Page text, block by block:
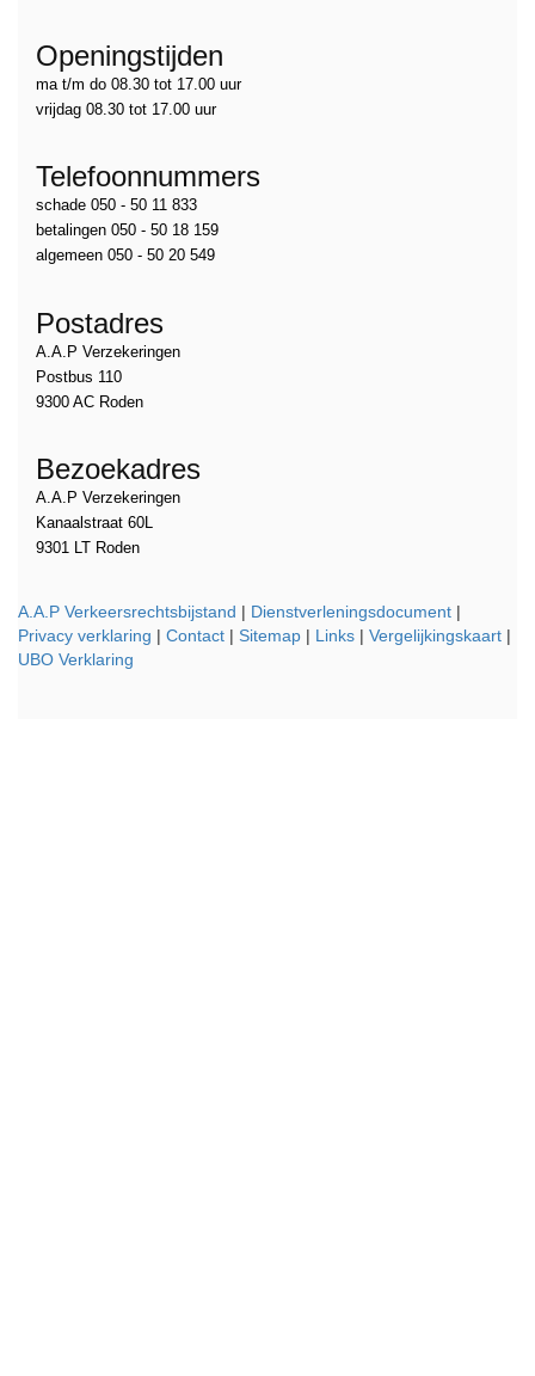
Openingstijden
ma t/m do 08.30 tot 17.00 uur
vrijdag 08.30 tot 17.00 uur
Telefoonnummers
schade 050 - 50 11 833
betalingen 050 - 50 18 159
algemeen 050 - 50 20 549
Postadres
A.A.P Verzekeringen
Postbus 110
9300 AC Roden
Bezoekadres
A.A.P Verzekeringen
Kanaalstraat 60L
9301 LT Roden
A.A.P Verkeersrechtsbijstand | Dienstverleningsdocument |
Privacy verklaring | Contact | Sitemap | Links | Vergelijkingskaart |
UBO Verklaring